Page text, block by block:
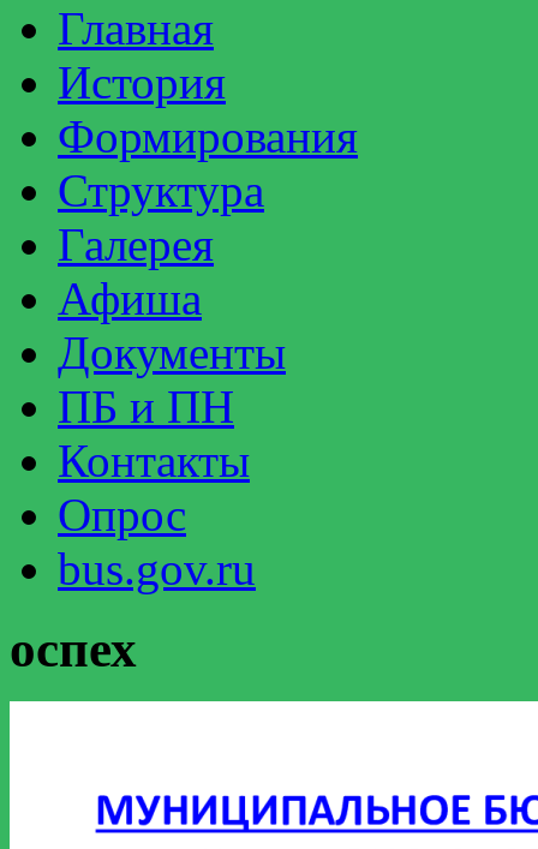
Главная
История
Формирования
Структура
Галерея
Афиша
Документы
ПБ и ПН
Контакты
Опрос
bus.gov.ru
оспех